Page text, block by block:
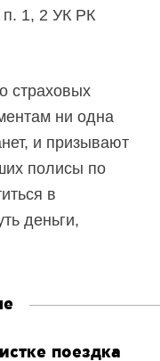
п. 1, 2 УК РК
страховых
ни одна
и призывают
полисы по
в
деньги,
поездка